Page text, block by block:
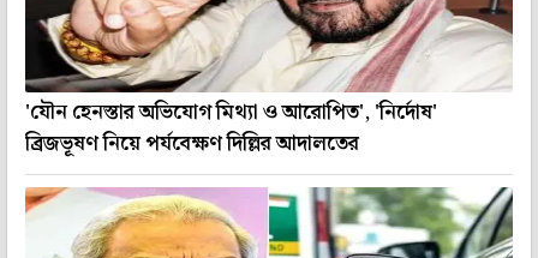
'যৌন হেনস্তার অভিযোগ মিথ্যা ও আরোপিত', 'নির্দোষ'
ব্রিজভূষণ নিয়ে পর্যবেক্ষণ দিল্লির আদালতের